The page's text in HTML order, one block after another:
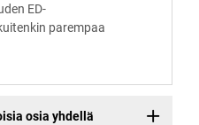
ED-
parempaa
osia yhdellä